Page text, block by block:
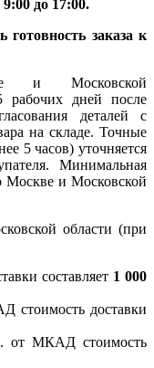
до 17:00.
готовность заказа к
и Московской
рабочих дней после
деталей с
на складе. Точные
5 часов) уточняется
Минимальная
Москве и Московской
области (при
составляет 1 000
стоимость доставки
от МКАД стоимость